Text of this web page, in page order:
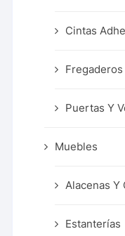
Cintas
Puertas Y
Muebles
Alacenas Y
Estanterías